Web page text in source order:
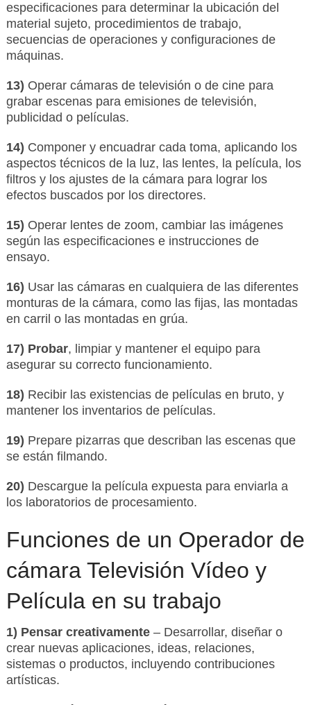
especificaciones para determinar la ubicación del
material sujeto, procedimientos de trabajo,
secuencias de operaciones y configuraciones de
máquinas.
13) Operar cámaras de televisión o de cine para
grabar escenas para emisiones de televisión,
publicidad o películas.
14) Componer y encuadrar cada toma, aplicando los
aspectos técnicos de la luz, las lentes, la película, los
filtros y los ajustes de la cámara para lograr los
efectos buscados por los directores.
15) Operar lentes de zoom, cambiar las imágenes
según las especificaciones e instrucciones de
ensayo.
16) Usar las cámaras en cualquiera de las diferentes
monturas de la cámara, como las fijas, las montadas
en carril o las montadas en grúa.
17) Probar, limpiar y mantener el equipo para
asegurar su correcto funcionamiento.
18) Recibir las existencias de películas en bruto, y
mantener los inventarios de películas.
19) Prepare pizarras que describan las escenas que
se están filmando.
20) Descargue la película expuesta para enviarla a
los laboratorios de procesamiento.
Funciones de un Operador de
cámara Televisión Vídeo y
Película en su trabajo
1) Pensar creativamente– Desarrollar, diseñar o
crear nuevas aplicaciones, ideas, relaciones,
sistemas o productos, incluyendo contribuciones
artísticas.